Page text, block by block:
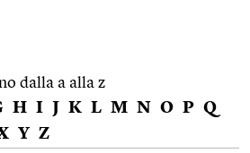
dalla a alla z
H I J K L M N O P Q
Y Z